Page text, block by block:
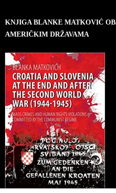
KNJIGA BLANKE MATKOVIĆ
AMERIČKIM DRŽAVAMA